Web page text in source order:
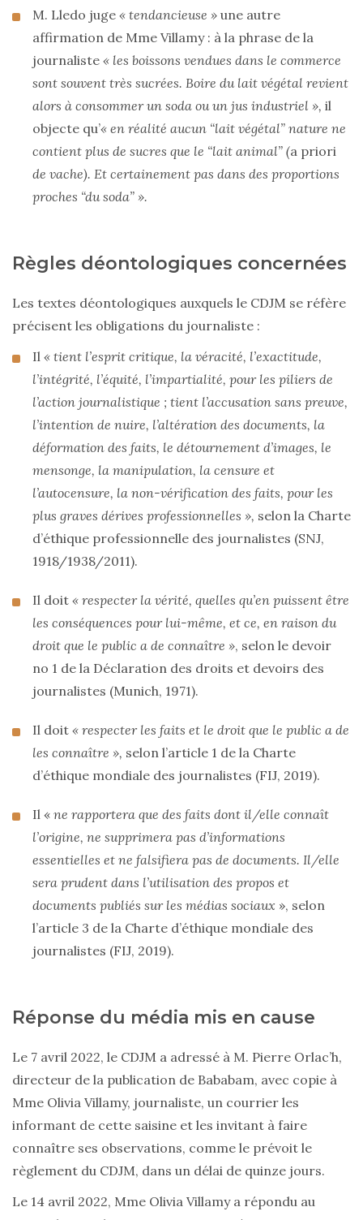
M. Lledo juge « tendancieuse » une autre
affirmation de Mme Villamy : à la phrase de la
journaliste « les boissons vendues dans le commerce
sont souvent très sucrées. Boire du lait végétal revient
alors à consommer un soda ou un jus industriel », il
objecte qu’« en réalité aucun “lait végétal” nature ne
contient plus de sucres que le “lait animal” (a priori
de vache). Et certainement pas dans des proportions
proches “du soda” ».
Règles déontologiques concernées
Les textes déontologiques auxquels le CDJM se réfère
précisent les obligations du journaliste :
Il « tient l’esprit critique, la véracité, l’exactitude,
l’intégrité, l’équité, l’impartialité, pour les piliers de
l’action journalistique ; tient l’accusation sans preuve,
l’intention de nuire, l’altération des documents, la
déformation des faits, le détournement d’images, le
mensonge, la manipulation, la censure et
l’autocensure, la non-vérification des faits, pour les
plus graves dérives professionnelles », selon la Charte
d’éthique professionnelle des journalistes (SNJ,
1918/1938/2011).
Il doit « respecter la vérité, quelles qu’en puissent être
les conséquences pour lui-même, et ce, en raison du
droit que le public a de connaître », selon le devoir
no 1 de la Déclaration des droits et devoirs des
journalistes (Munich, 1971).
Il doit « respecter les faits et le droit que le public a de
les connaître », selon l’article 1 de la Charte
d’éthique mondiale des journalistes (FIJ, 2019).
Il « ne rapportera que des faits dont il/elle connaît
l’origine, ne supprimera pas d’informations
essentielles et ne falsifiera pas de documents. Il/elle
sera prudent dans l’utilisation des propos et
documents publiés sur les médias sociaux », selon
l’article 3 de la Charte d’éthique mondiale des
journalistes (FIJ, 2019).
Réponse du média mis en cause
Le 7 avril 2022, le CDJM a adressé à M. Pierre Orlac’h,
directeur de la publication de Bababam, avec copie à
Mme Olivia Villamy, journaliste, un courrier les
informant de cette saisine et les invitant à faire
connaître ses observations, comme le prévoit le
règlement du CDJM, dans un délai de quinze jours.
Le 14 avril 2022, Mme Olivia Villamy a répondu au